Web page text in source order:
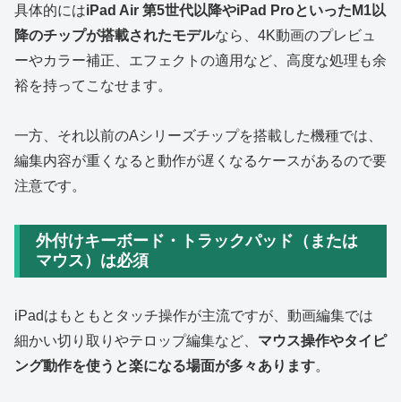
具体的にはiPad Air 第5世代以降やiPad ProといったM1以
降のチップが搭載されたモデルなら、4K動画のプレビュ
ーやカラー補正、エフェクトの適用など、高度な処理も余
裕を持ってこなせます。
一方、それ以前のAシリーズチップを搭載した機種では、
編集内容が重くなると動作が遅くなるケースがあるので要
注意です。
外付けキーボード・トラックパッド（または
マウス）は必須
iPadはもともとタッチ操作が主流ですが、動画編集では
細かい切り取りやテロップ編集など、 マウス操作やタイピ
ング動作を使うと楽になる場面が多々あります。